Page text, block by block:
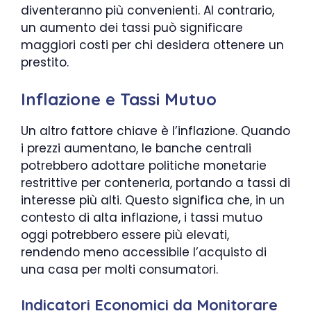
diventeranno più convenienti. Al contrario,
un aumento dei tassi può significare
maggiori costi per chi desidera ottenere un
prestito.
Inflazione e Tassi Mutuo
Un altro fattore chiave è l’inflazione. Quando
i prezzi aumentano, le banche centrali
potrebbero adottare politiche monetarie
restrittive per contenerla, portando a tassi di
interesse più alti. Questo significa che, in un
contesto di alta inflazione, i tassi mutuo
oggi potrebbero essere più elevati,
rendendo meno accessibile l’acquisto di
una casa per molti consumatori.
Indicatori Economici da Monitorare